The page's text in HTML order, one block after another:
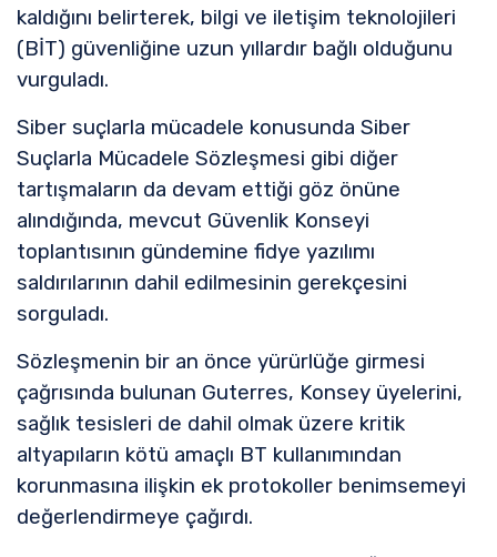
kaldığını belirterek, bilgi ve iletişim teknolojileri
(BİT) güvenliğine uzun yıllardır bağlı olduğunu
vurguladı.
Siber suçlarla mücadele konusunda Siber
Suçlarla Mücadele Sözleşmesi gibi diğer
tartışmaların da devam ettiği göz önüne
alındığında, mevcut Güvenlik Konseyi
toplantısının gündemine fidye yazılımı
saldırılarının dahil edilmesinin gerekçesini
sorguladı.
Sözleşmenin bir an önce yürürlüğe girmesi
çağrısında bulunan Guterres, Konsey üyelerini,
sağlık tesisleri de dahil olmak üzere kritik
altyapıların kötü amaçlı BT kullanımından
korunmasına ilişkin ek protokoller benimsemeyi
değerlendirmeye çağırdı.